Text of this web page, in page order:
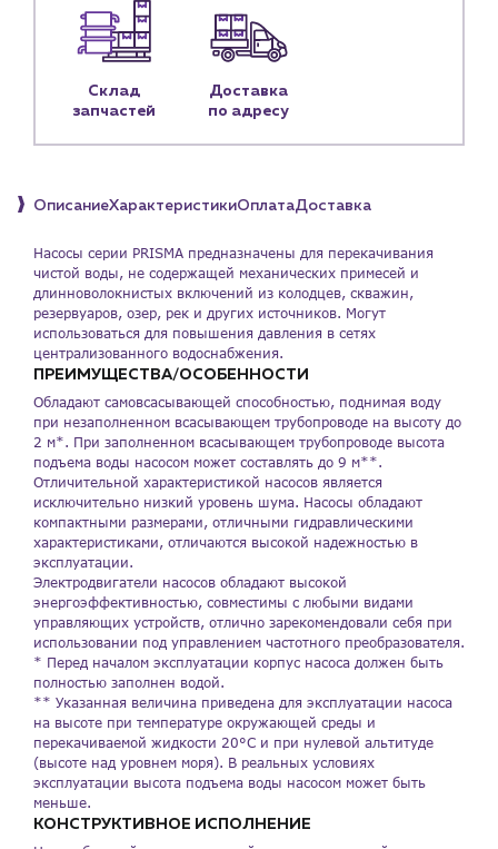
Личный кабинет
Контактные данные
+7 (918) 070-19-79
Пн – пт: 9:00 – 18:00
sales@profpotok.ru
г. Краснодар, ул. Российская, 63
Склад
запчастей
Доставка
по адресу
ОписаниеХарактеристикиОплатаДоставка
Насосы серии PRISMA предназначены для перекачивания
чистой воды, не содержащей механических примесей и
длинноволокнистых включений из колодцев, скважин,
резервуаров, озер, рек и других источников. Могут
использоваться для повышения давления в сетях
централизованного водоснабжения.
ПРЕИМУЩЕСТВА/ОСОБЕННОСТИ
Обладают самовсасывающей способностью, поднимая воду
при незаполненном всасывающем трубопроводе на высоту до
2 м*. При заполненном всасывающем трубопроводе высота
подъема воды насосом может составлять до 9 м**.
Отличительной характеристикой насосов является
исключительно низкий уровень шума. Насосы обладают
компактными размерами, отличными гидравлическими
характеристиками, отличаются высокой надежностью в
эксплуатации.
Электродвигатели насосов обладают высокой
энергоэффективностью, совместимы с любыми видами
управляющих устройств, отлично зарекомендовали себя при
использовании под управлением частотного преобразователя.
* Перед началом эксплуатации корпус насоса должен быть
полностью заполнен водой.
** Указанная величина приведена для эксплуатации насоса
на высоте при температуре окружающей среды и
перекачиваемой жидкости 20°С и при нулевой альтитуде
(высоте над уровнем моря). В реальных условиях
эксплуатации высота подъема воды насосом может быть
меньше.
КОНСТРУКТИВНОЕ ИСПОЛНЕНИЕ